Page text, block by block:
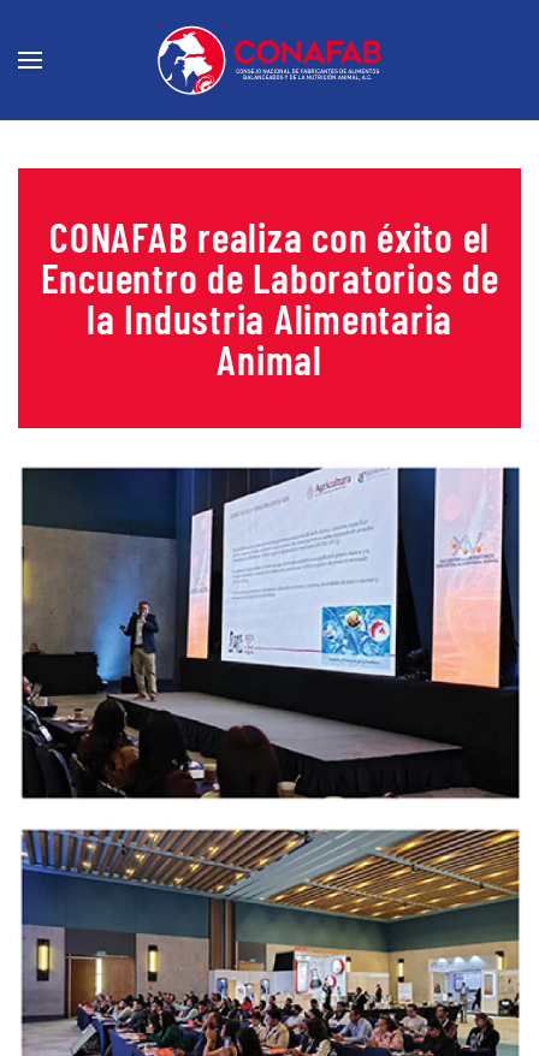
CONAFAB realiza con éxito el
Encuentro de Laboratorios de
la Industria Alimentaria
Animal